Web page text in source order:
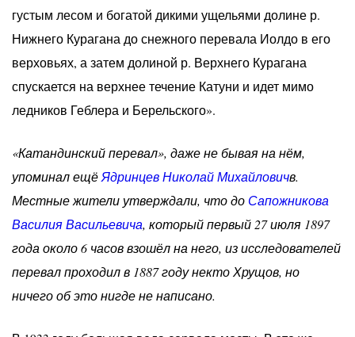
густым лесом и богатой дикими ущельями долине р.
Нижнего Курагана до снежного перевала Иолдо в его
верховьях, а затем долиной р. Верхнего Курагана
спускается на верхнее течение Катуни и идет мимо
ледников Геблера и Берельского».
«Катандинский перевал», даже не бывая на нём,
упоминал ещёЯдринцев Николай Михайловичв.
Местные жители утверждали, что до Сапожникова
Василия Васильевича, который первый 27 июля 1897
года около 6 часов взошёл на него, из исследователей
перевал проходил в 1887 году некто Хрущов, но
ничего об это нигде не написано.